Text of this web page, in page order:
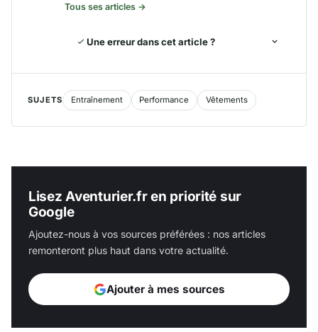
Tous ses articles →
Une erreur dans cet article ?
SUJETS Entraînement Performance Vêtements
Lisez Aventurier.fr en priorité sur
Google
Ajoutez-nous à vos sources préférées : nos articles
remonteront plus haut dans votre actualité.
Ajouter à mes sources